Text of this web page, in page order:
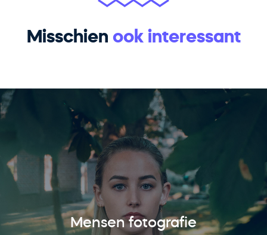
Misschien ook interessant
Mensen fotografie